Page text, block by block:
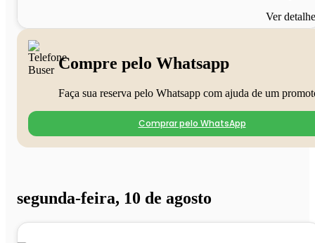
Ver
Compre pelo Whatsapp
Faça sua reserva pelo Whatsapp com ajuda de um
Comprar pelo WhatsApp
segunda-feira, 10 de agosto